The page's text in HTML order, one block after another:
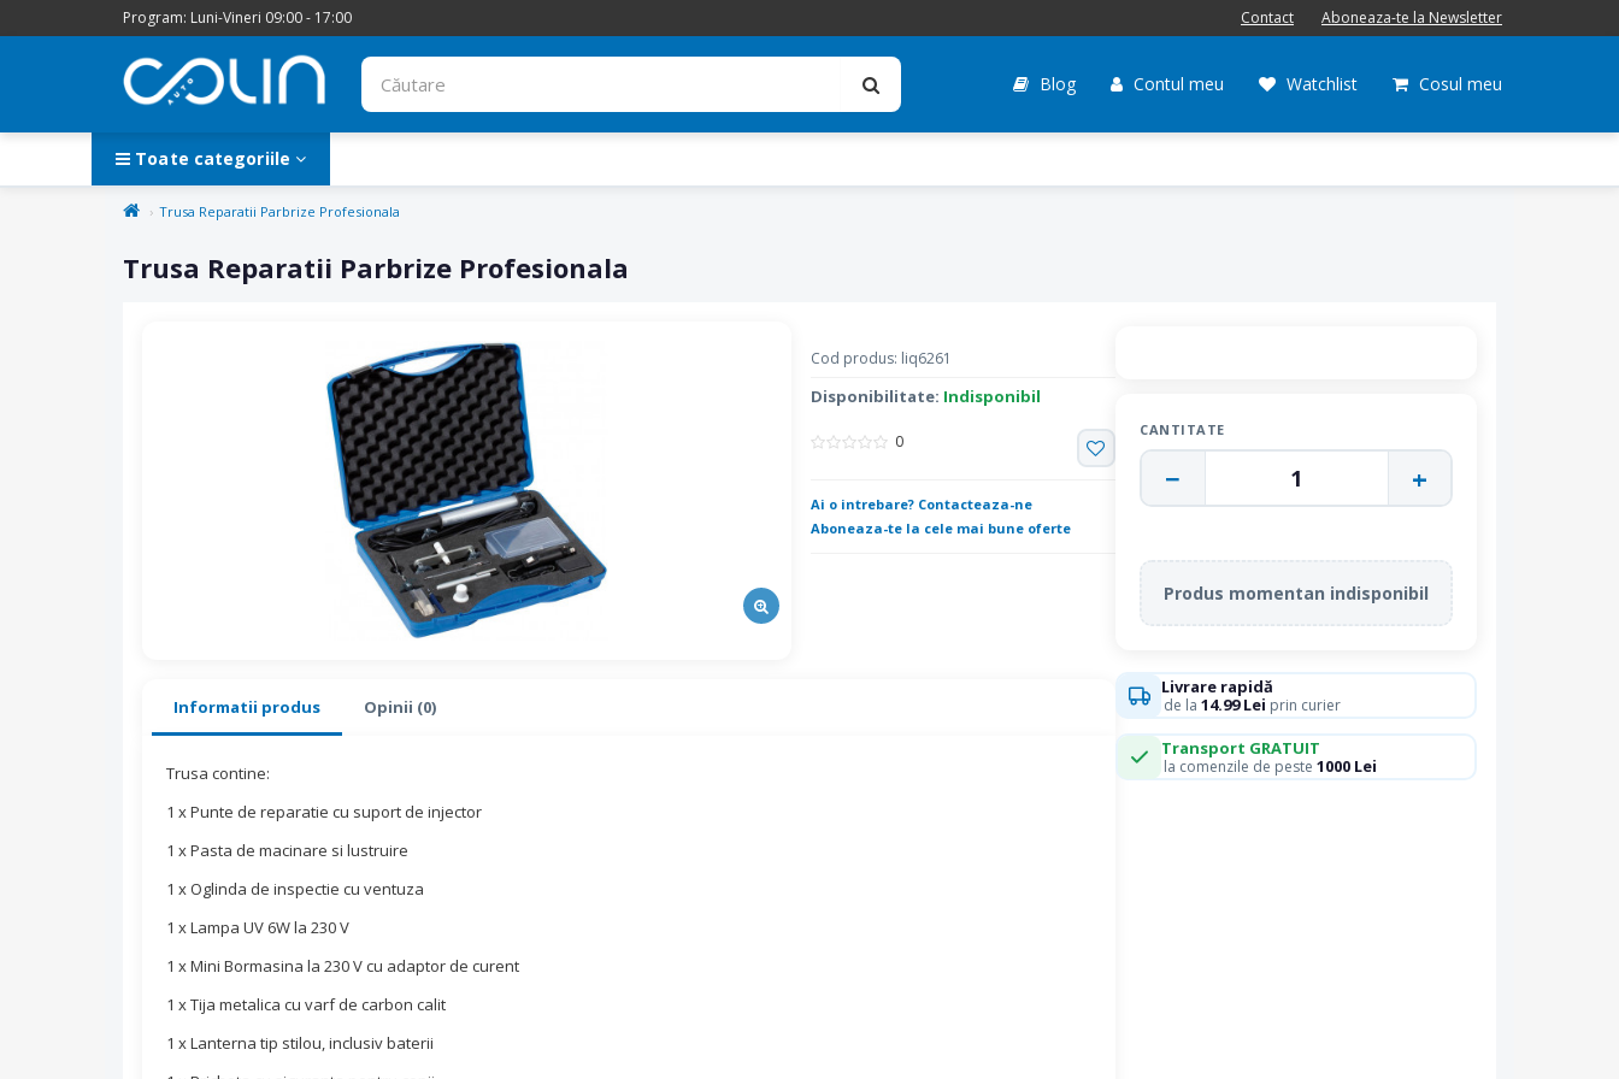
Program: Luni-Vineri 09:00 - 17:00 Contact Aboneaza-te la Newsletter
Blog Contul meu Watchlist Cosul meu
Toate categoriile
Trusa Reparatii Parbrize Profesionala
Trusa Reparatii Parbrize Profesionala
Cod produs: liq6261
Disponibilitate: Indisponibil
0
Ai o intrebare? Contacteaza-ne
Aboneaza-te la cele mai bune oferte
Informatii produs Opinii (0)
Trusa contine:
1 x Punte de reparatie cu suport de injector
1 x Pasta de macinare si lustruire
1 x Oglinda de inspectie cu ventuza
1 x Lampa UV 6W la 230 V
1 x Mini Bormasina la 230 V cu adaptor de curent
1 x Tija metalica cu varf de carbon calit
1 x Lanterna tip stilou, inclusiv baterii
CANTITATE
− 1 +
Produs momentan indisponibil
Livrare rapidă
de la 14.99 Lei prin curier
Transport GRATUIT
la comenzile de peste 1000 Lei